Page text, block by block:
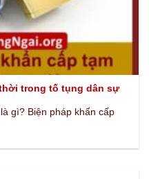
trong tố tụng dân sự
gì? Biện pháp khẩn cấp